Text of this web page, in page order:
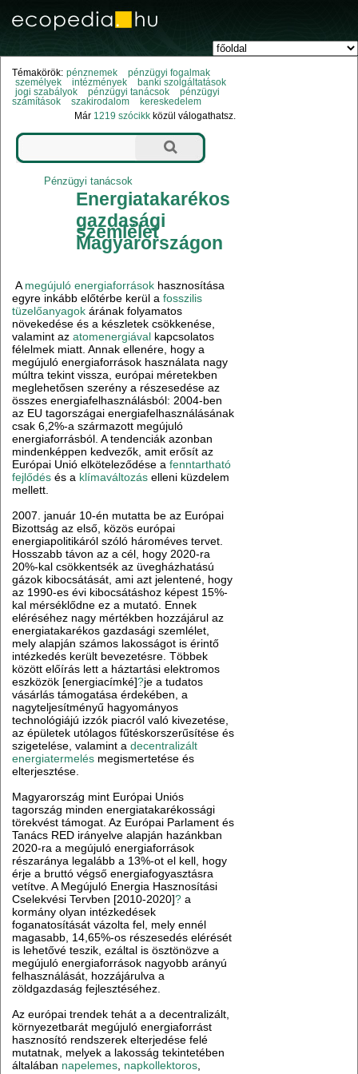
Témakörök: pénznemek
pénzügyi fogalmak
személyek
intézmények
banki szolgáltatások
jogi szabályok
pénzügyi tanácsok
pénzügyi
számítások
szakirodalom
kereskedelem
Már 1219 szócikk közül válogathatsz.
Pénzügyi tanácsok
Energiatakarékos
gazdasági
szemlélet
Magyarországon
A megújuló energiaforrások hasznosítása
egyre inkább előtérbe kerül afosszilis
tüzelőanyagok árának folyamatos
növekedése és a készletek csökkenése,
valamint azatomenergiával kapcsolatos
félelmek miatt. Annak ellenére, hogy a
megújuló energiaforrások használata nagy
múltra tekint vissza, európai méretekben
meglehetősen szerény a részesedése az
összes energiafelhasználásból: 2004-ben
az EU tagországai energiafelhasználásának
csak 6,2%-a származott megújuló
energiaforrásból. A tendenciák azonban
mindenképpen kedvezők, amit erősít az
Európai Unió elköteleződése afenntartható
fejlődés és a klímaváltozás elleni küzdelem
mellett.
2007. január 10-én mutatta be az Európai
Bizottság az első, közös európai
energiapolitikáról szóló hároméves tervet.
Hosszabb távon az a cél, hogy 2020-ra
20%-kal csökkentsék az üvegházhatású
gázok kibocsátását, ami azt jelentené, hogy
az 1990-es évi kibocsátáshoz képest 15%-
kal mérséklődne ez a mutató. Ennek
eléréséhez nagy mértékben hozzájárul az
energiatakarékos gazdasági szemlélet,
mely alapján számos lakosságot is érintő
intézkedés került bevezetésre. Többek
között előírás lett a háztartási elektromos
eszközök [energiacímké]?je a tudatos
vásárlás támogatása érdekében, a
nagyteljesítményű hagyományos
technológiájú izzók piacról való kivezetése,
az épületek utólagos fűtéskorszerűsítése és
szigetelése, valamint adecentralizált
energiatermelés megismertetése és
elterjesztése.
Magyarország mint Európai Uniós
tagország minden energiatakarékossági
törekvést támogat. Az Európai Parlament és
Tanács RED irányelve alapján hazánkban
2020-ra a megújuló energiaforrások
részaránya legalább a 13%-ot el kell, hogy
érje a bruttó végső energiafogyasztásra
vetítve. A Megújuló Energia Hasznosítási
Cselekvési Tervben [2010-2020]? a
kormány olyan intézkedések
foganatosítását vázolta fel, mely ennél
magasabb, 14,65%-os részesedés elérését
is lehetővé teszik, ezáltal is ösztönözve a
megújuló energiaforrások nagyobb arányú
felhasználását, hozzájárulva a
zöldgazdaság fejlesztéséhez.
Az európai trendek tehát a a decentralizált,
környezetbarát megújuló energiaforrást
hasznosító rendszerek elterjedése felé
mutatnak, melyek a lakosság tekintetében
általában napelemes napkollektoros